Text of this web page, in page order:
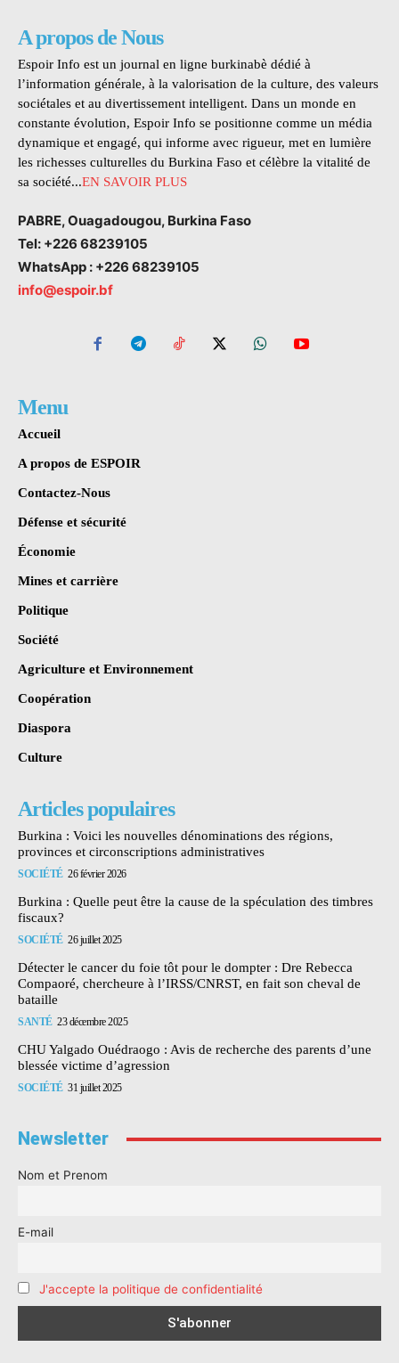
A propos de Nous
Espoir Info est un journal en ligne burkinabè dédié à
l’information générale, à la valorisation de la culture, des valeurs
sociétales et au divertissement intelligent. Dans un monde en
constante évolution, Espoir Info se positionne comme un média
dynamique et engagé, qui informe avec rigueur, met en lumière
les richesses culturelles du Burkina Faso et célèbre la vitalité de
sa société...EN SAVOIR PLUS
PABRE, Ouagadougou, Burkina Faso
Tel: +226 68239105
WhatsApp : +226 68239105
info@espoir.bf
Menu
Accueil
A propos de ESPOIR
Contactez-Nous
Défense et sécurité
Économie
Mines et carrière
Politique
Société
Agriculture et Environnement
Coopération
Diaspora
Culture
Articles populaires
Burkina : Voici les nouvelles dénominations des régions,
provinces et circonscriptions administratives
SOCIÉTÉ 26 février 2026
Burkina : Quelle peut être la cause de la spéculation des timbres
fiscaux?
SOCIÉTÉ 26 juillet 2025
Détecter le cancer du foie tôt pour le dompter : Dre Rebecca
Compaoré, chercheure à l’IRSS/CNRST, en fait son cheval de
bataille
SANTÉ 23 décembre 2025
CHU Yalgado Ouédraogo : Avis de recherche des parents d’une
blessée victime d’agression
SOCIÉTÉ 31 juillet 2025
Newsletter
Nom et Prenom
E-mail
J'accepte la politique de confidentialité